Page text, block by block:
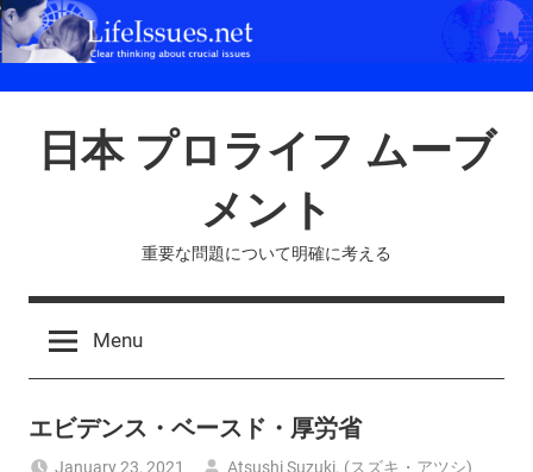
Skip
to
日本 プロライフ ムーブ
メント
重要な問題について明確に考える
Menu
エビデンス・ベースド・厚労省
January 23, 2021
Atsushi Suzuki. (スズキ・アツシ)